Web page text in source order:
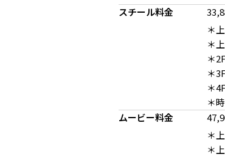
スチール料金
＊
＊
＊
＊
＊
＊
ムービー料金
＊
＊